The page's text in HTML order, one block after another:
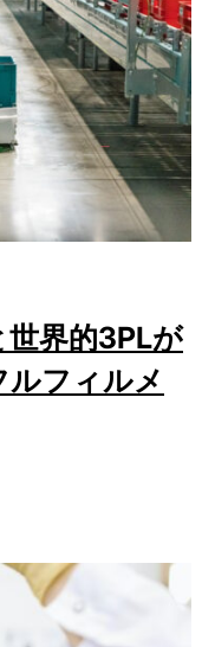
界的3PLが
フィルメ